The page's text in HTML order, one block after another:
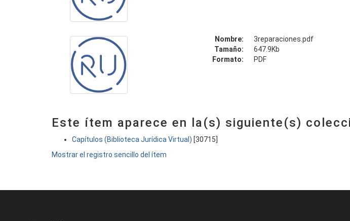
Nombre:
3reparaciones.pdf
Tamaño:
647.9Kb
Formato:
PDF
Este ítem aparece en la(s) siguiente(s)
Capítulos (Biblioteca Jurídica Virtual) [30715]
Mostrar el registro sencillo del ítem